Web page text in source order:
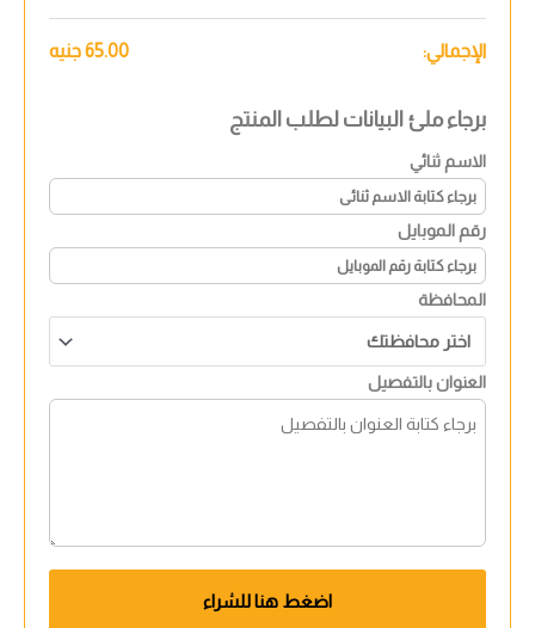
الإجمالي: 65.00جنيه
برجاء ملئ البيانات لطلب المنتج
الاسم ثنائي
رقم الموبايل
المحافظة
العنوان بالتفصيل
اضغط هنا للشراء